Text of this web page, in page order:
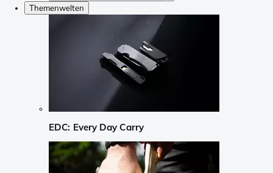
Themenwelten
EDC: Every Day Carry